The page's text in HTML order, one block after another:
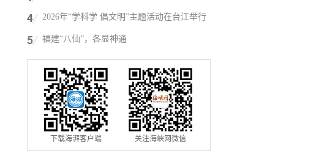
举行
2026年“学科学 倡文明”主题活动在台江举行
福建“八仙”，各显神通
下载海湃客户端 关注海峡网微信